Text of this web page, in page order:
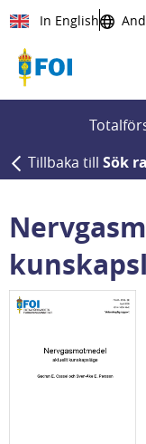
Till innehållet
In English
Tillbaka till Sök